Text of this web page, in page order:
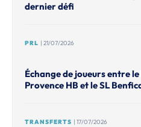
dernier défi
PRL | 21/07/2026
Échange de joueurs entre
Provence HB et le SL
TRANSFERTS | 17/07/2026